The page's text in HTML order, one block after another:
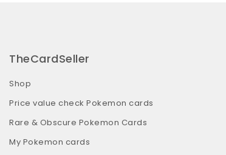
TheCardSeller
Shop
Price value check Pokemon cards
Rare & Obscure Pokemon Cards
My Pokemon cards